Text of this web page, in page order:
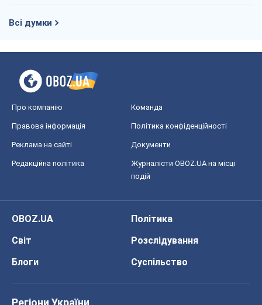
Всі думки
Про компанію Команда
Правова інформація Політика конфіденційності
Реклама на сайті Документи
Редакційна політика
Журналісти OBOZ.UA на місці
подій
OBOZ.UA
Політика
Світ
Розслідування
Блоги
Суспільство
Регіони України